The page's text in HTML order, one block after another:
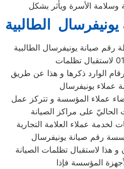
الأسرة ويأثر بشكل
الطالبية
رقم صيانة يونيفرسال الطالبية
الوارد ذكرها و هذا عن طريق
عملاء يونيفرسال
عملاء المؤسسة و تتركز عمل
على مراكز الصيانة
لخدمة عملاء العلامة التجارية
رقم صيانة يونيفرسال
و هذا لاستقبال تظلمات الصيانة
المؤسسة فإذا